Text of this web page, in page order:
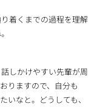
着くまでの過程を理解
しかけやすい先輩が周
りますので、自分も
いなと。どうしても、